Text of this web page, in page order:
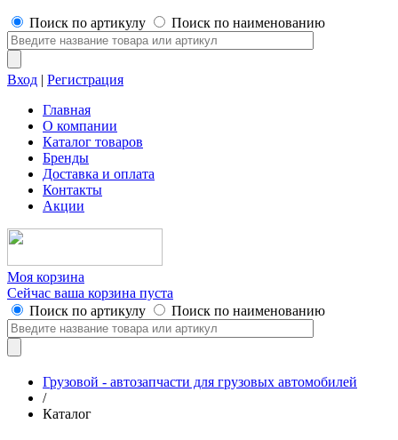
Поиск по артикулу Поиск по наименованию
Вход | Регистрация
Главная
О компании
Каталог товаров
Бренды
Доставка и оплата
Контакты
Акции
Моя корзина
Сейчас ваша корзина пуста
Поиск по артикулу
Поиск по наименованию
Грузовой - автозапчасти для грузовых автомобилей
/
Каталог